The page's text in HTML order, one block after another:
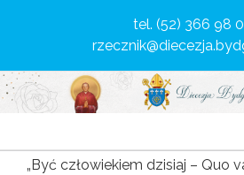
tel. (52) 366 98
„Być człowiekiem dzisiaj – Quo